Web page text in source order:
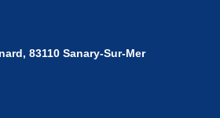
83110 Sanary-Sur-Mer